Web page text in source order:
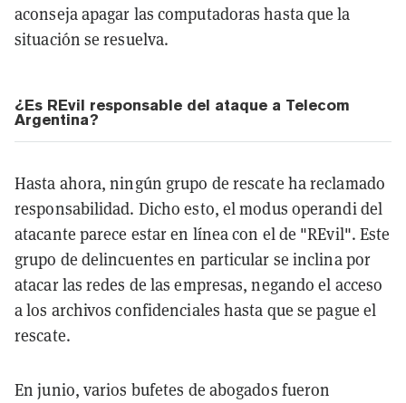
aconseja apagar las computadoras hasta que la
situación se resuelva.
¿Es REvil responsable del ataque a Telecom
Argentina?
Hasta ahora, ningún grupo de rescate ha reclamado
responsabilidad. Dicho esto, el modus operandi del
atacante parece estar en línea con el de "REvil". Este
grupo de delincuentes en particular se inclina por
atacar las redes de las empresas, negando el acceso
a los archivos confidenciales hasta que se pague el
rescate.
En junio, varios bufetes de abogados fueron